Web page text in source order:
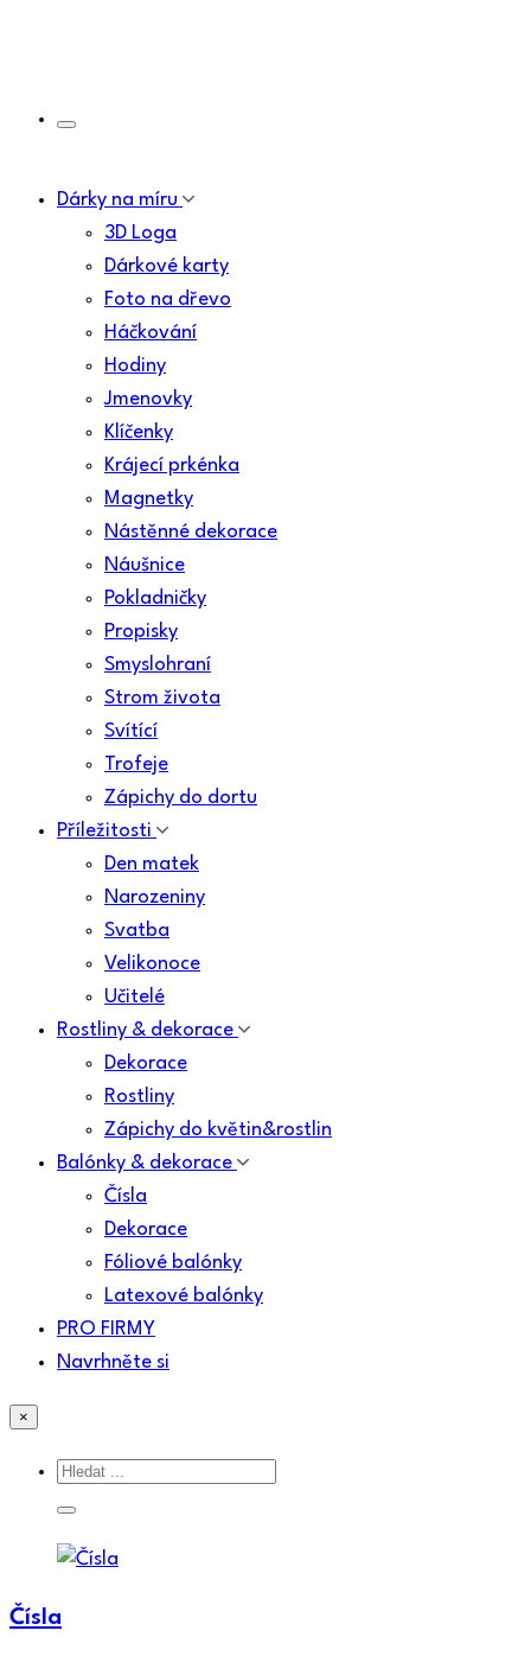
Dárky na míru
3D Loga
Dárkové karty
Foto na dřevo
Háčkování
Hodiny
Jmenovky
Klíčenky
Krájecí prkénka
Magnetky
Nástěnné dekorace
Náušnice
Pokladničky
Propisky
Smyslohraní
Strom života
Svítící
Trofeje
Zápichy do dortu
Příležitosti
Den matek
Narozeniny
Svatba
Velikonoce
Učitelé
Rostliny & dekorace
Dekorace
Rostliny
Zápichy do květin&rostlin
Balónky & dekorace
Čísla
Dekorace
Fóliové balónky
Latexové balónky
PRO FIRMY
Navrhněte si
×
Čísla